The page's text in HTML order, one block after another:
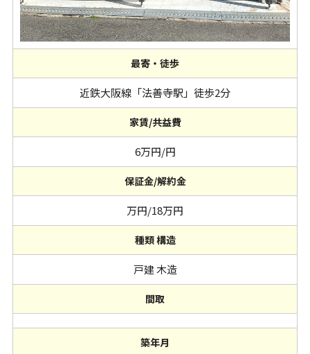
最寄・徒歩
近鉄大阪線「法善寺駅」徒歩2分
家賃/共益費
6万円/円
保証金/解約金
万円/18万円
種類 構造
戸建 木造
間取
築年月